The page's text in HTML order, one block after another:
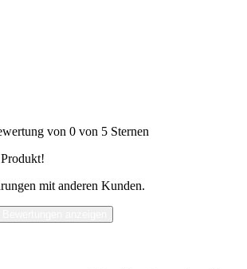
von 0 von 5 Sternen
mit anderen Kunden.